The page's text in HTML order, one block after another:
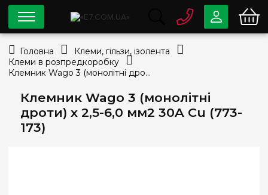
Клемник Wago 3 (монолітні
дроти) х 2,5-6,0 мм2 30A Cu (773-
173)
0 800 33-63-07
334-79-78
Viber Telegram
Головна
Клеми, гільзи, ізолента
Клеми в розпредкоробку
Клемник Wago 3 (монолітні дроти) х 2,5-6,0 мм2 30A Cu (773-173)